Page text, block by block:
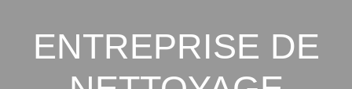
ENTREPRISE DE